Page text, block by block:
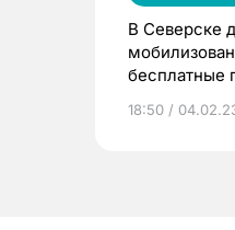
В Северске
бесплатные
18:50 /